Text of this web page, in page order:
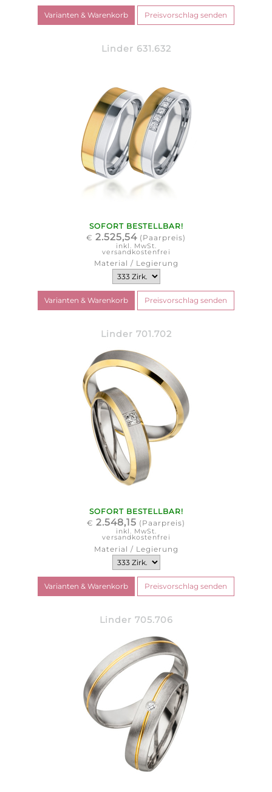
Linder 631.632
SOFORT BESTELLBAR!
€ 2.525,54 (Paarpreis)
inkl. MwSt.
versandkostenfrei
Material / Legierung
Linder 701.702
SOFORT BESTELLBAR!
€ 2.548,15 (Paarpreis)
inkl. MwSt.
versandkostenfrei
Material / Legierung
Linder 705.706